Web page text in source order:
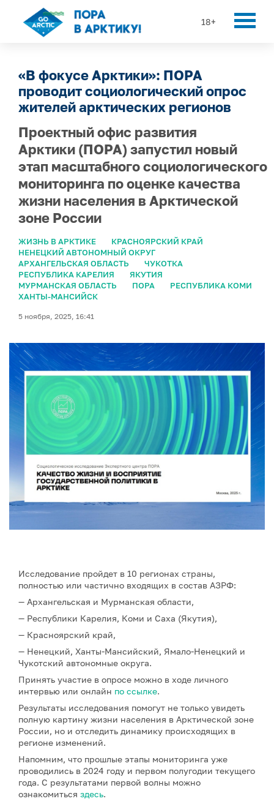
18+
«В фокусе Арктики»: ПОРА
проводит социологический опрос
жителей арктических регионов
Проектный офис развития
Арктики (ПОРА) запустил новый
этап масштабного социологического
мониторинга по оценке качества
жизни населения в Арктической
зоне России
ЖИЗНЬ В АРКТИКЕ
КРАСНОЯРСКИЙ КРАЙ
НЕНЕЦКИЙ АВТОНОМНЫЙ ОКРУГ
АРХАНГЕЛЬСКАЯ ОБЛАСТЬ
ЧУКОТКА
РЕСПУБЛИКА КАРЕЛИЯ
ЯКУТИЯ
МУРМАНСКАЯ ОБЛАСТЬ
ПОРА
РЕСПУБЛИКА КОМИ
ХАНТЫ-МАНСИЙСК
5 ноября, 2025, 16:41
Исследование пройдет в 10 регионах страны,
полностью или частично входящих в состав АЗРФ:
— Архангельская и Мурманская области,
— Республики Карелия, Коми и Саха (Якутия),
— Красноярский край,
— Ненецкий, Ханты-Мансийский, Ямало-Ненецкий и
Чукотский автономные округа.
Принять участие в опросе можно в ходе личного
интервью или онлайн по ссылке.
Результаты исследования помогут не только увидеть
полную картину жизни населения в Арктической зоне
России, но и отследить динамику происходящих в
регионе изменений.
Напомним, что прошлые этапы мониторинга уже
проводились в 2024 году и первом полугодии текущего
года. С результатами первой волны можно
ознакомиться здесь.